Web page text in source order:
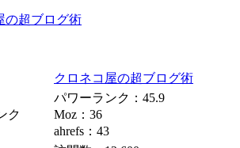
の超ブログ術
クロネコ屋の超ブログ術
ク
パワーランク：45.9
Moz：36
ahrefs：43